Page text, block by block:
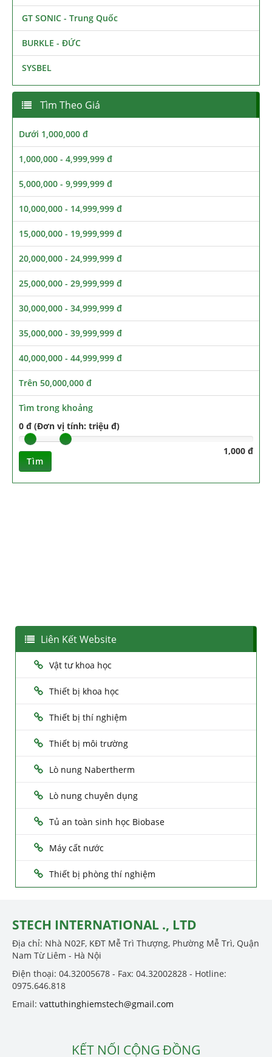
GT SONIC - Trung Quốc
BURKLE - ĐỨC
SYSBEL
Tìm Theo Giá
Dưới 1,000,000 đ
1,000,000 - 4,999,999 đ
5,000,000 - 9,999,999 đ
10,000,000 - 14,999,999 đ
15,000,000 - 19,999,999 đ
20,000,000 - 24,999,999 đ
25,000,000 - 29,999,999 đ
30,000,000 - 34,999,999 đ
35,000,000 - 39,999,999 đ
40,000,000 - 44,999,999 đ
Trên 50,000,000 đ
Tìm trong khoảng
0 đ (Đơn vị tính: triệu đ)
1,000 đ
Tìm
Liên Kết Website
Vật tư khoa học
Thiết bị khoa học
Thiết bị thí nghiệm
Thiết bị môi trường
Lò nung Nabertherm
Lò nung chuyên dụng
Tủ an toàn sinh học Biobase
Máy cất nước
Thiết bị phòng thí nghiệm
STECH INTERNATIONAL ., LTD
Địa chỉ: Nhà N02F, KĐT Mễ Trì Thượng, Phường Mễ Trì, Quận
Nam Từ Liêm - Hà Nội
Điện thoại: 04.32005678 - Fax: 04.32002828 - Hotline:
0975.646.818
Email: vattuthinghiemstech@gmail.com
KẾT NỐI CỘNG ĐỒNG